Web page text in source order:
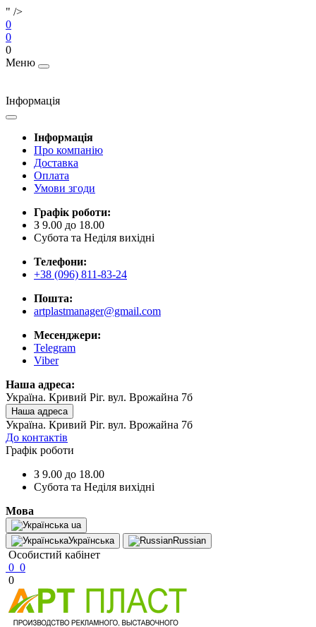
" />
0
0
0
Меню
Інформація
Інформація
Про компанію
Доставка
Оплата
Умови згоди
Графік роботи:
З 9.00 до 18.00
Субота та Неділя вихідні
Телефони:
+38 (096) 811-83-24
Пошта:
artplastmanager@gmail.com
Месенджери:
Telegram
Viber
Наша адреса:
Україна. Кривий Ріг. вул. Врожайна 7б
Наша адреса
Україна. Кривий Ріг. вул. Врожайна 7б
До контактів
Графік роботи
З 9.00 до 18.00
Субота та Неділя вихідні
Мова
ua
Українська
Russian
Особистий кабінет
0 0
0